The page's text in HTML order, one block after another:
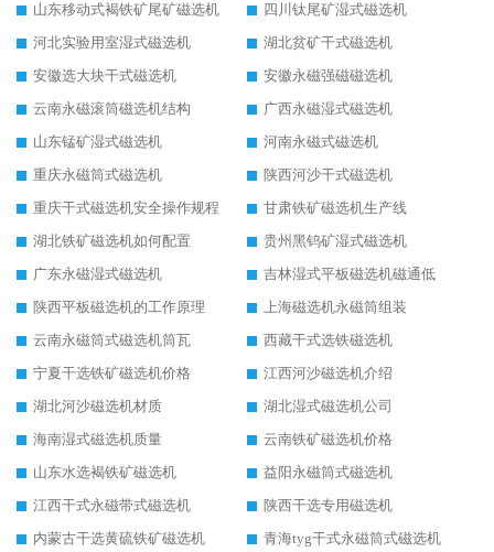
山东移动式褐铁矿尾矿磁选机
四川钛尾矿湿式磁选机
河北实验用室湿式磁选机
湖北贫矿干式磁选机
安徽选大块干式磁选机
安徽永磁强磁磁选机
云南永磁滚筒磁选机结构
广西永磁湿式磁选机
山东锰矿湿式磁选机
河南永磁式磁选机
重庆永磁筒式磁选机
陕西河沙干式磁选机
重庆干式磁选机安全操作规程
甘肃铁矿磁选机生产线
湖北铁矿磁选机如何配置
贵州黑钨矿湿式磁选机
广东永磁湿式磁选机
吉林湿式平板磁选机磁通低
陕西平板磁选机的工作原理
上海磁选机永磁筒组装
云南永磁筒式磁选机筒瓦
西藏干式选铁磁选机
宁夏干选铁矿磁选机价格
江西河沙磁选机介绍
湖北河沙磁选机材质
湖北湿式磁选机公司
海南湿式磁选机质量
云南铁矿磁选机价格
山东水选褐铁矿磁选机
益阳永磁筒式磁选机
江西干式永磁带式磁选机
陕西干选专用磁选机
内蒙古干选黄硫铁矿磁选机
青海tyg干式永磁筒式磁选机